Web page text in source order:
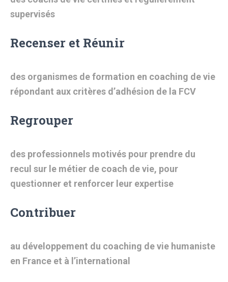
supervisés
Recenser et Réunir
des organismes de formation en coaching de vie
répondant aux critères d’adhésion de la FCV
Regrouper
des professionnels motivés pour prendre du
recul sur le métier de coach de vie, pour
questionner et renforcer leur expertise
Contribuer
au développement du coaching de vie humaniste
en France et à l’international